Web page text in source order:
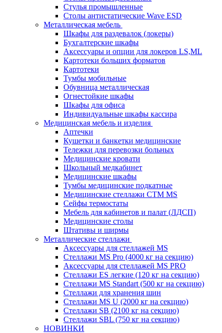
Стулья промышленные
Столы антистатические Wave ESD
Металлическая мебель
Шкафы для раздевалок (локеры)
Бухгалтерские шкафы
Аксессуары и опции для локеров LS,ML
Картотеки больших форматов
Картотеки
Тумбы мобильные
Обувница металлическая
Огнестойкие шкафы
Шкафы для офиса
Индивидуальные шкафы кассира
Медицинская мебель и изделия
Аптечки
Кушетки и банкетки медицинские
Тележки для перевозки больных
Медицинские кровати
Школьный медкабинет
Медицинские шкафы
Тумбы медицинские подкатные
Медицинские стеллажи CTM MS
Сейфы термостаты
Мебель для кабинетов и палат (ЛДСП)
Медицинские столы
Штативы и ширмы
Металлические стеллажи
Аксессуары для стеллажей MS
Стеллажи MS Pro (4000 кг на секцию)
Аксессуары для стеллажей MS PRO
Стеллажи ES легкие (120 кг на секцию)
Стеллажи MS Standart (500 кг на секцию)
Стеллажи для хранения шин
Стеллажи MS U (2000 кг на секцию)
Стеллажи SB (2100 кг на секцию)
Стеллажи SBL (750 кг на секцию)
НОВИНКИ